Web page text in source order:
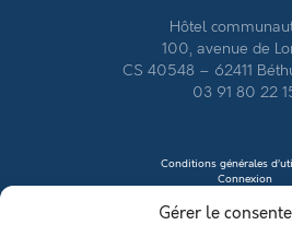
Gérer le
Hôtel
100, avenue de
CS 40548 – 62411
03 91 80 22
Conditions générales
Connexion
Créer mon profil